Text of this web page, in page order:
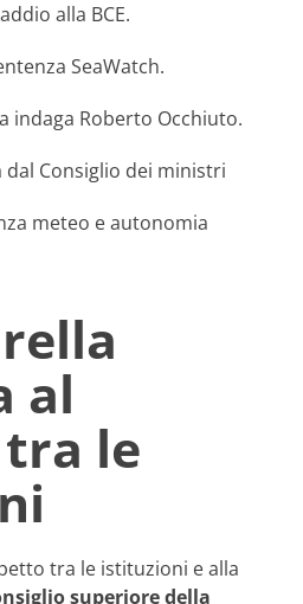
alla BCE.
SeaWatch.
Roberto Occhiuto.
Consiglio dei ministri
meteo e autonomia
al
le
tra le istituzioni e alla
superiore della